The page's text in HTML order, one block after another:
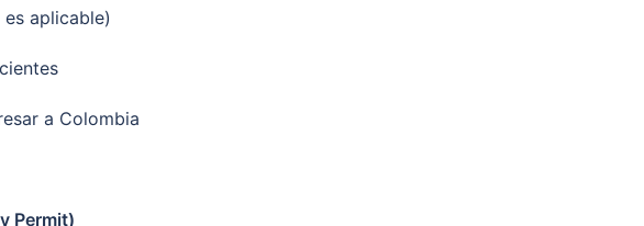
aplicable)
a Colombia
Permit)